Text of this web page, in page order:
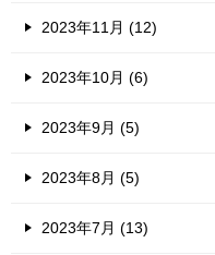
2023年11月 (12)
2023年10月 (6)
2023年9月 (5)
2023年8月 (5)
2023年7月 (13)